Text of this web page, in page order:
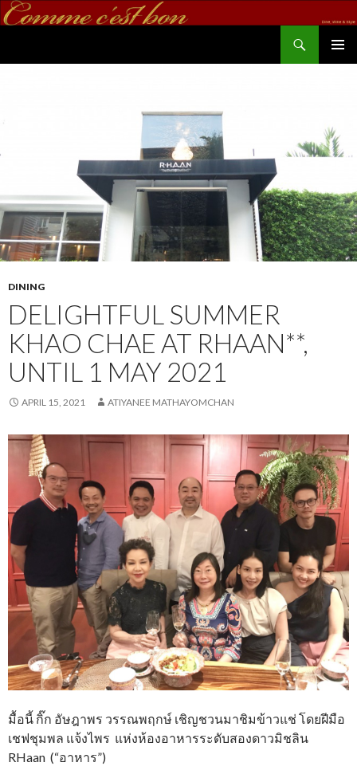
DINING
DELIGHTFUL SUMMER
KHAO CHAE AT RHAAN**,
UNTIL 1 MAY 2021
APRIL 15, 2021 ATIYANEE MATHAYOMCHAN
มื้อนี้ กิ๊ก อัษฎาพร วรรณพฤกษ์ เชิญชวนมาชิมข้าวแช่ โดยฝีมือ
เชฟชุมพล แจ้งไพร แห่งห้องอาหารระดับสองดาวมิชลิน
RHaan (“อาหาร”)